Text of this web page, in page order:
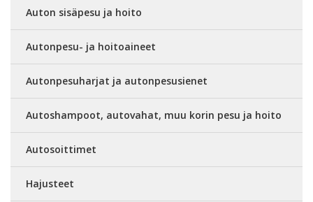
Auton sisäpesu ja hoito
Autonpesu- ja hoitoaineet
Autonpesuharjat ja autonpesusienet
Autoshampoot, autovahat, muu korin pesu ja hoito
Autosoittimet
Hajusteet